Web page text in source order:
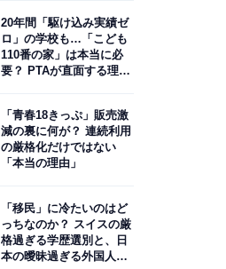
20年間「駆け込み実績ゼ
ロ」の学校も…「こども
110番の家」は本当に必
要？ PTAが直面する理想
「青春18きっぷ」販売激
減の裏に何が？ 連続利用
の厳格化だけではない
「本当の理由」
「移民」に冷たいのはど
っちなのか？ スイスの厳
格過ぎる学歴選別と、日
本の曖昧過ぎる外国人政